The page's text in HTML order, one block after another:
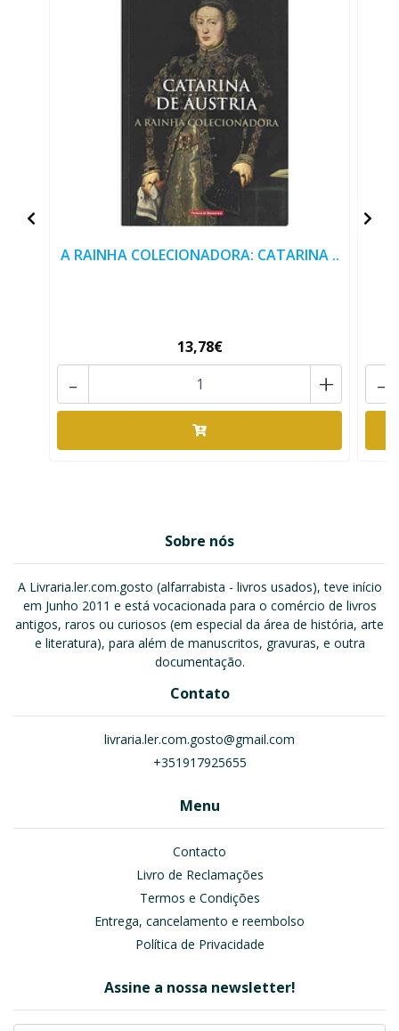
A RAINHA COLECIONADORA: CATARINA ..
13,78€
+
- -
Sobre nós
A Livraria.ler.com.gosto (alfarrabista - livros usados), teve início
em Junho 2011 e está vocacionada para o comércio de livros
antigos, raros ou curiosos (em especial da área de história, arte
e literatura), para além de manuscritos, gravuras, e outra
documentação.
Contato
livraria.ler.com.gosto@gmail.com
+351917925655
Menu
Contacto
Livro de Reclamações
Termos e Condições
Entrega, cancelamento e reembolso
Política de Privacidade
Assine a nossa newsletter!